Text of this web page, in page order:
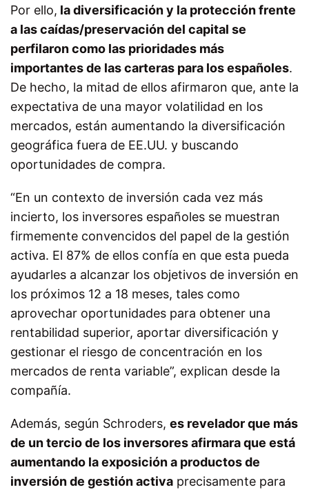
Por ello, la diversificación y la protección frente
a las caídas/preservación del capital se
perfilaron como las prioridades más
importantes de las carteras para los españoles.
De hecho, la mitad de ellos afirmaron que, ante la
expectativa de una mayor volatilidad en los
mercados, están aumentando la diversificación
geográfica fuera de EE.UU. y buscando
oportunidades de compra.
“En un contexto de inversión cada vez más
incierto, los inversores españoles se muestran
firmemente convencidos del papel de la gestión
activa. El 87% de ellos confía en que esta pueda
ayudarles a alcanzar los objetivos de inversión en
los próximos 12 a 18 meses, tales como
aprovechar oportunidades para obtener una
rentabilidad superior, aportar diversificación y
gestionar el riesgo de concentración en los
mercados de renta variable”, explican desde la
compañía.
Además, según Schroders, es revelador que más
de un tercio de los inversores afirmara que está
aumentando la exposición a productos de
inversión de gestión activa precisamente para